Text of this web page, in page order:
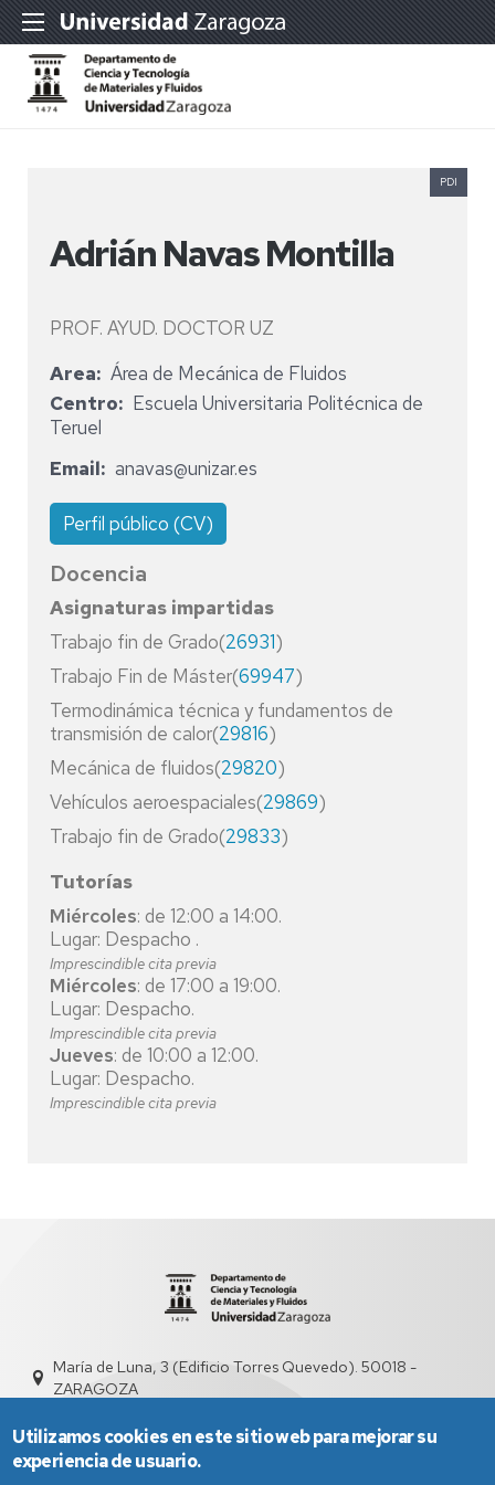
Adrián Navas Montilla
PROF. AYUD. DOCTOR UZ
PDI
Area
Área de Mecánica de Fluidos
Centro
Escuela Universitaria Politécnica de
Teruel
Email
anavas@unizar.es
Perfil público (CV)
Docencia
Asignaturas impartidas
Trabajo fin de Grado(26931)
Trabajo Fin de Máster(69947)
Termodinámica técnica y fundamentos de
transmisión de calor(29816)
Mecánica de fluidos(29820)
Vehículos aeroespaciales(29869)
Trabajo fin de Grado(29833)
Tutorías
Miércoles: de 12:00 a 14:00.
Lugar: Despacho .
Imprescindible cita previa
Miércoles: de 17:00 a 19:00.
Lugar: Despacho.
Imprescindible cita previa
Jueves: de 10:00 a 12:00.
Lugar: Despacho.
Imprescindible cita previa
María de Luna, 3 (Edificio Torres Quevedo). 50018 -
ZARAGOZA
Utilizamos cookies en este sitio web para mejorar su
experiencia de usuario.